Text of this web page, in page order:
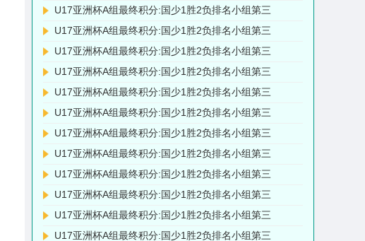
U17亚洲杯A组最终积分:国少1胜2负排名小组第三
U17亚洲杯A组最终积分:国少1胜2负排名小组第三
U17亚洲杯A组最终积分:国少1胜2负排名小组第三
U17亚洲杯A组最终积分:国少1胜2负排名小组第三
U17亚洲杯A组最终积分:国少1胜2负排名小组第三
U17亚洲杯A组最终积分:国少1胜2负排名小组第三
U17亚洲杯A组最终积分:国少1胜2负排名小组第三
U17亚洲杯A组最终积分:国少1胜2负排名小组第三
U17亚洲杯A组最终积分:国少1胜2负排名小组第三
U17亚洲杯A组最终积分:国少1胜2负排名小组第三
U17亚洲杯A组最终积分:国少1胜2负排名小组第三
U17亚洲杯A组最终积分:国少1胜2负排名小组第三